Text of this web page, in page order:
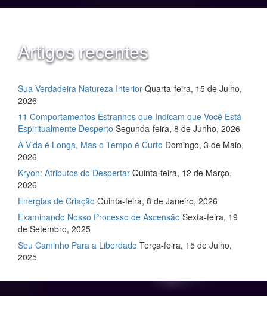
Artigos recentes
Sua Verdadeira Natureza Interior Quarta-feira, 15 de Julho,
2026
11 Comportamentos Estranhos que Indicam que Você Está
Espiritualmente Desperto Segunda-feira, 8 de Junho, 2026
A Vida é Longa, Mas o Tempo é Curto Domingo, 3 de Maio,
2026
Kryon: Atributos do Despertar Quinta-feira, 12 de Março,
2026
Energias de Criação Quinta-feira, 8 de Janeiro, 2026
Examinando Nosso Processo de Ascensão Sexta-feira, 19
de Setembro, 2025
Seu Caminho Para a Liberdade Terça-feira, 15 de Julho,
2025